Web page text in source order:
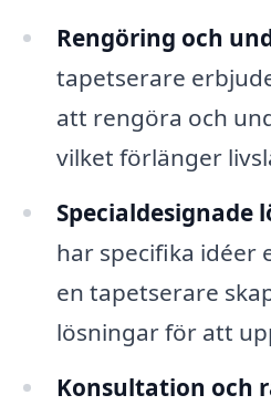
Rengöring och
tapetserare
att rengöra och
vilket förlänger
Specialdesignade
har specifika idéer
en tapetserare
lösningar för att
Konsultation och